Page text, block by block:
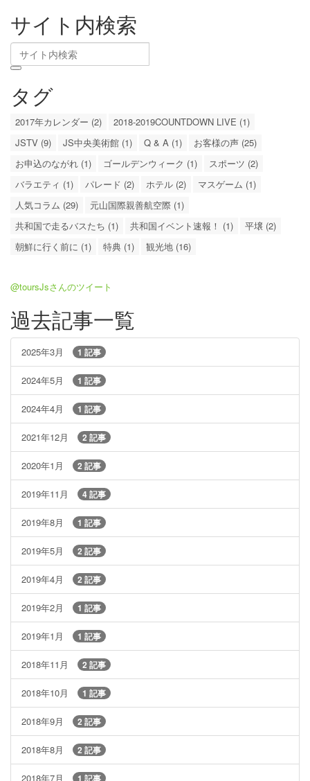
サイト内検索
タグ
2017年カレンダー (2)
2018-2019COUNTDOWN LIVE (1)
JSTV (9)
JS中央美術館 (1) Q & A (1)
お客様の声 (25)
お申込のながれ (1)
ゴールデンウィーク (1)
スポーツ (2)
バラエティ (1)
パレード (2) ホテル (2)
マスゲーム (1)
人気コラム (29)
元山国際親善航空際 (1)
共和国で走るバスたち (1)
共和国イベント速報！ (1)
平壌 (2)
朝鮮に行く前に (1)
特典 (1) 観光地 (16)
@toursJsさんのツイート
過去記事一覧
2025年3月 1 記事
2024年5月 1 記事
2024年4月 1 記事
2021年12月 2 記事
2020年1月 2 記事
2019年11月 4 記事
2019年8月 1 記事
2019年5月 2 記事
2019年4月 2 記事
2019年2月 1 記事
2019年1月 1 記事
2018年11月 2 記事
2018年10月 1 記事
2018年9月 2 記事
2018年8月 2 記事
2018年7月 1 記事